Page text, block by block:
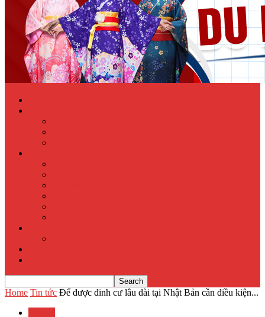
Home Tin tức Để được đinh cư lâu dài tại Nhật Bản cần điều kiện...